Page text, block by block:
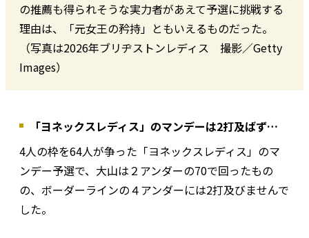
の推薦も得られそうな実力者があえて予選に挑戦する
理由は、「元女王の矜持」ともいえるものだった。
（写真は2026年ブリヂストンレディス 撮影／Getty
Images）
「ヨネックスレディス」のマンデーは2打及ばず…
4人の枠を64人が争った「ヨネックスレディス」のマ
ンデー予選で、大山は２アンダーの70で回ったもの
の、ボーダーラインの４アンダーには2打及びませんで
した。